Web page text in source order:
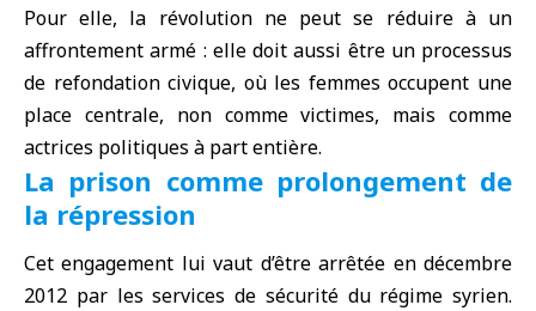
Pour elle, la révolution ne peut se réduire à un
affrontement armé : elle doit aussi être un processus
de refondation civique, où les femmes occupent une
place centrale, non comme victimes, mais comme
actrices politiques à part entière.
La prison comme prolongement de
la répression
Cet engagement lui vaut d’être arrêtée en décembre
2012 par les services de sécurité du régime syrien.